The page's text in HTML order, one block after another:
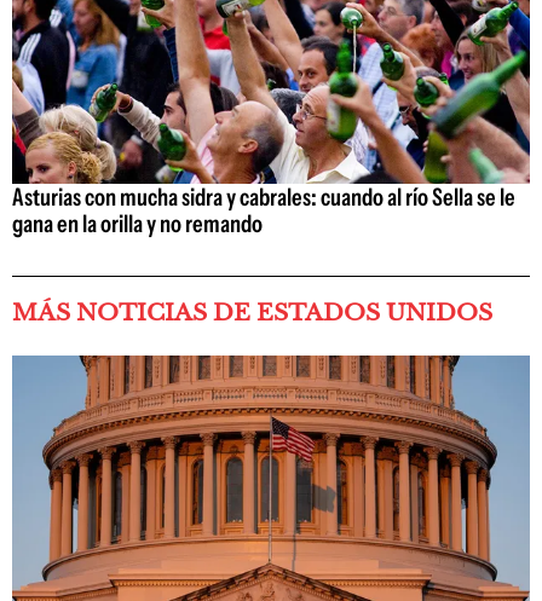
Asturias con mucha sidra y cabrales: cuando al río Sella se le
gana en la orilla y no remando
MÁS NOTICIAS DE ESTADOS UNIDOS